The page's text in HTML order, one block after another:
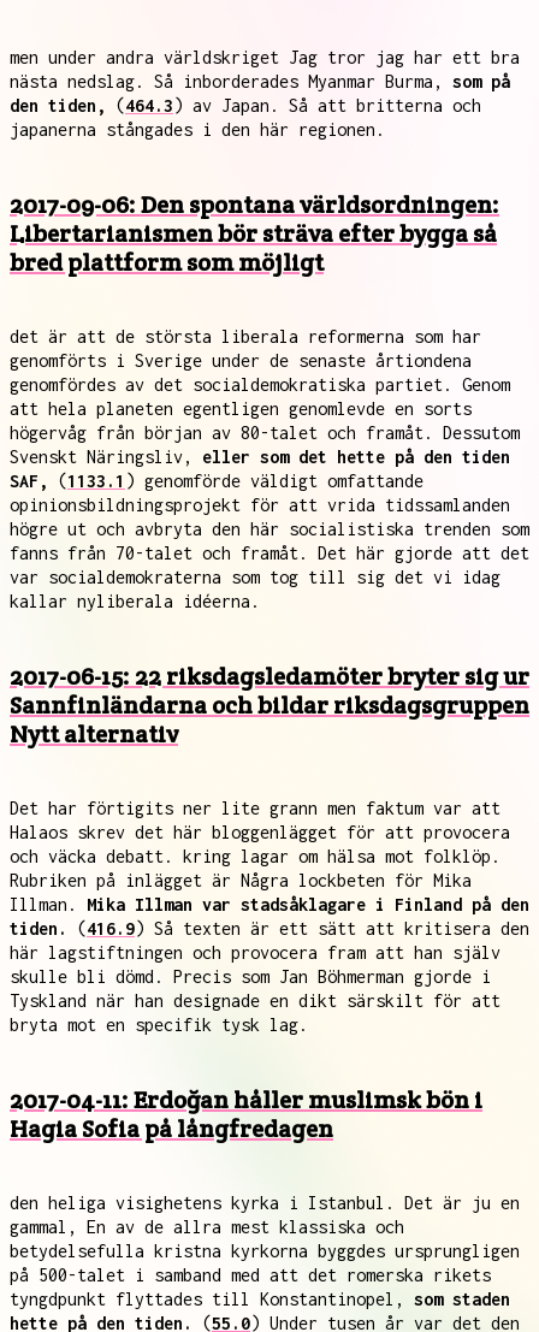
men under andra världskriget Jag tror jag har ett bra
nästa nedslag. Så inborderades Myanmar Burma, som på
den tiden,
(464.3) av Japan. Så att britterna och
japanerna stångades i den här regionen.
2017-09-06: Den spontana världsordningen:
Libertarianismen bör sträva efter bygga så
bred plattform som möjligt
det är att de största liberala reformerna som har
genomförts i Sverige under de senaste årtiondena
genomfördes av det socialdemokratiska partiet. Genom
att hela planeten egentligen genomlevde en sorts
högervåg från början av 80-talet och framåt. Dessutom
Svenskt Näringsliv, eller som det hette på den tiden
SAF,
(1133.1 ) genomförde väldigt omfattande
opinionsbildningsprojekt för att vrida tidssamlanden
högre ut och avbryta den här socialistiska trenden som
fanns från 70-talet och framåt. Det här gjorde att det
var socialdemokraterna som tog till sig det vi idag
kallar nyliberala idéerna.
2017-06-15: 22 riksdagsledamöter bryter sig ur
Sannfinländarna och bildar riksdagsgruppen
Nytt alternativ
Det har förtigits ner lite grann men faktum var att
Halaos skrev det här bloggenlägget för att provocera
och väcka debatt. kring lagar om hälsa mot folklöp.
Rubriken på inlägget är Några lockbeten för Mika
Illman. Mika Illman var stadsåklagare i Finland på den
tiden.
(416.9) Så texten är ett sätt att kritisera den
här lagstiftningen och provocera fram att han själv
skulle bli dömd. Precis som Jan Böhmerman gjorde i
Tyskland när han designade en dikt särskilt för att
bryta mot en specifik tysk lag.
2017-04-11: Erdoğan håller muslimsk bön i
Hagia Sofia på långfredagen
den heliga visighetens kyrka i Istanbul. Det är ju en
gammal, En av de allra mest klassiska och
betydelsefulla kristna kyrkorna byggdes ursprungligen
på 500-talet i samband med att det romerska rikets
tyngdpunkt flyttades till Konstantinopel, som staden
hette på den tiden.
(55.0) Under tusen år var det den